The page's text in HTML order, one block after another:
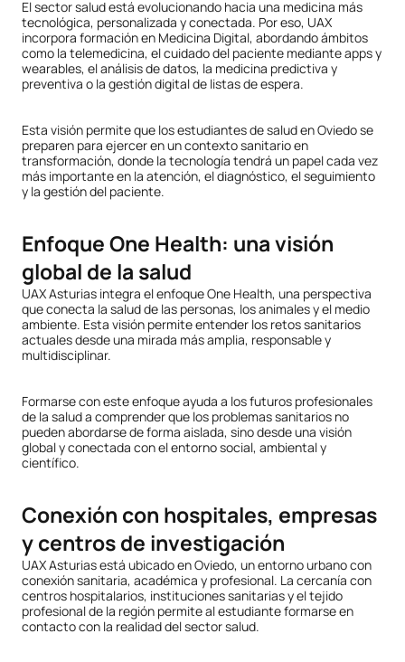
El sector salud está evolucionando hacia una medicina más
tecnológica, personalizada y conectada. Por eso, UAX
incorpora formación en Medicina Digital, abordando ámbitos
como la telemedicina, el cuidado del paciente mediante apps y
wearables, el análisis de datos, la medicina predictiva y
preventiva o la gestión digital de listas de espera.
Esta visión permite que los estudiantes de salud en Oviedo se
preparen para ejercer en un contexto sanitario en
transformación, donde la tecnología tendrá un papel cada vez
más importante en la atención, el diagnóstico, el seguimiento
y la gestión del paciente.
Enfoque One Health: una visión
global de la salud
UAX Asturias integra el enfoque One Health, una perspectiva
que conecta la salud de las personas, los animales y el medio
ambiente. Esta visión permite entender los retos sanitarios
actuales desde una mirada más amplia, responsable y
multidisciplinar.
Formarse con este enfoque ayuda a los futuros profesionales
de la salud a comprender que los problemas sanitarios no
pueden abordarse de forma aislada, sino desde una visión
global y conectada con el entorno social, ambiental y
científico.
Conexión con hospitales, empresas
y centros de investigación
UAX Asturias está ubicado en Oviedo, un entorno urbano con
conexión sanitaria, académica y profesional. La cercanía con
centros hospitalarios, instituciones sanitarias y el tejido
profesional de la región permite al estudiante formarse en
contacto con la realidad del sector salud.